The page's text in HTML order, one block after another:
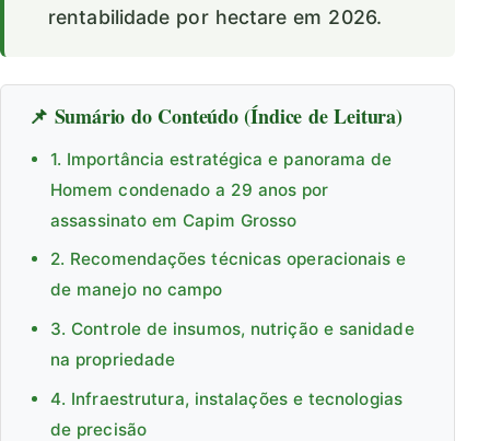
rentabilidade por hectare em 2026.
📌 Sumário do Conteúdo (Índice de Leitura)
1. Importância estratégica e panorama de
Homem condenado a 29 anos por
assassinato em Capim Grosso
2. Recomendações técnicas operacionais e
de manejo no campo
3. Controle de insumos, nutrição e sanidade
na propriedade
4. Infraestrutura, instalações e tecnologias
de precisão